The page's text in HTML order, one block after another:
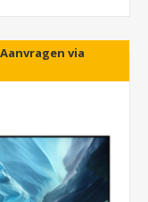
via